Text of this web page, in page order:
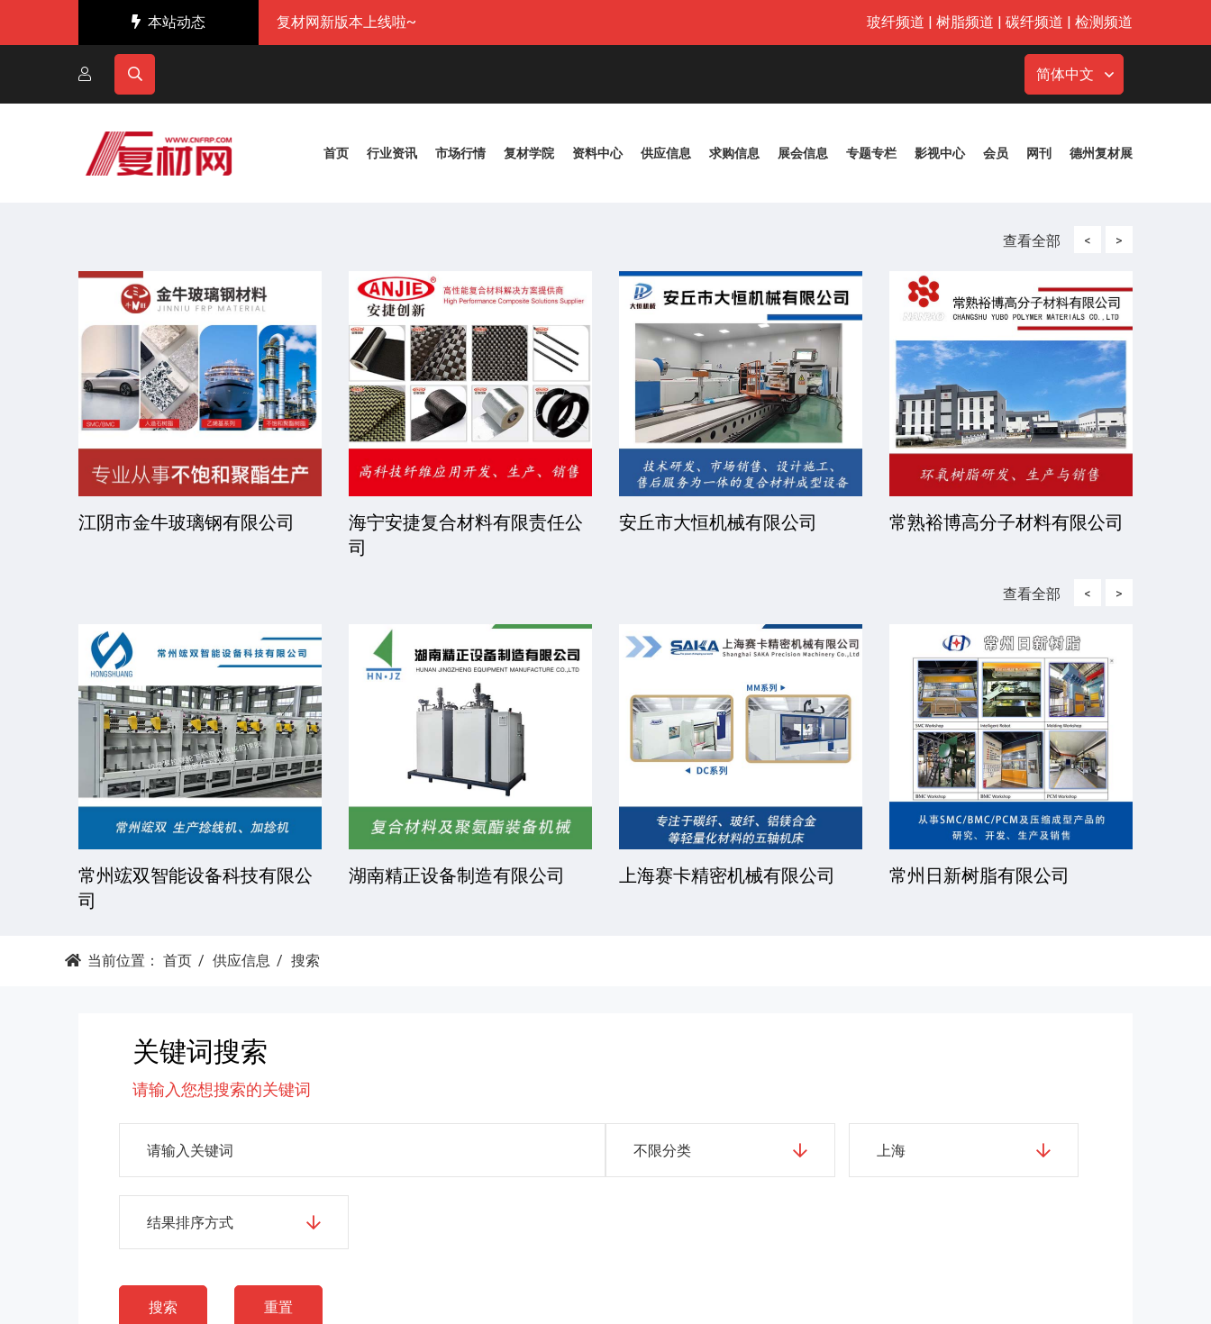
本站动态 复材网新版本上线啦~ 玻纤频道 | 树脂频道 | 碳纤频道 | 检测频道
简体中文
首页 行业资讯 市场行情 复材学院 资料中心 供应信息 求购信息 展会信息 专题专栏 影视中心 会员 网刊 德州复材展
查看全部 <
江阴市金牛玻璃钢有限公司
海宁安捷复合材料有限责任公
司
安丘市大恒机械有限公司 常熟裕博高分子材料有限公司
>
查看全部 <
常州竤双智能设备科技有限公
司
湖南精正设备制造有限公司 上海赛卡精密机械有限公司 常州日新树脂有限公司
>
当前位置： 首页 供应信息 搜索
关键词搜索
请输入您想搜索的关键词
不限分类 上海
结果排序方式
搜索 重置